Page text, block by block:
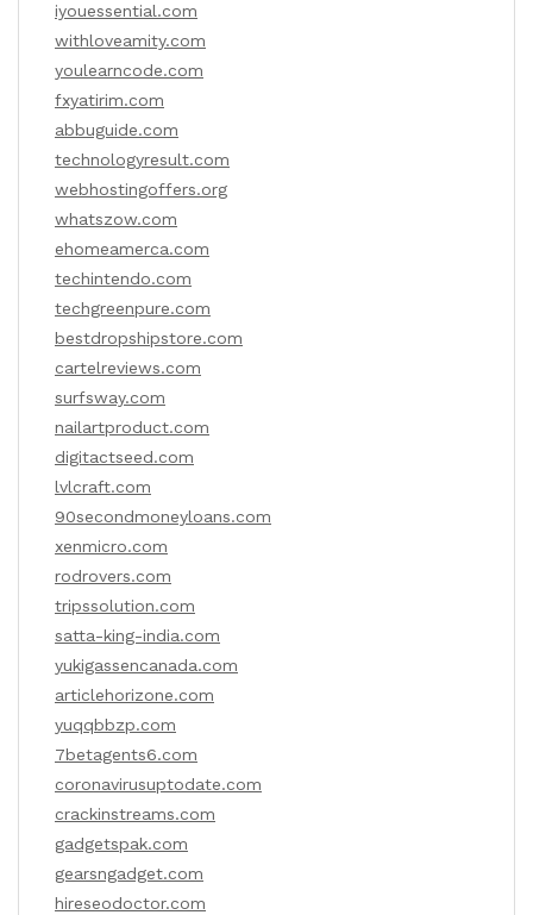
iyouessential.com
withloveamity.com
youlearncode.com
fxyatirim.com
abbuguide.com
technologyresult.com
webhostingoffers.org
whatszow.com
ehomeamerca.com
techintendo.com
techgreenpure.com
bestdropshipstore.com
cartelreviews.com
surfsway.com
nailartproduct.com
digitactseed.com
lvlcraft.com
90secondmoneyloans.com
xenmicro.com
rodrovers.com
tripssolution.com
satta-king-india.com
yukigassencanada.com
articlehorizone.com
yuqqbbzp.com
7betagents6.com
coronavirusuptodate.com
crackinstreams.com
gadgetspak.com
gearsngadget.com
hireseodoctor.com